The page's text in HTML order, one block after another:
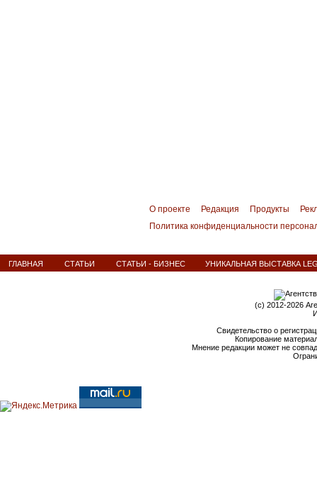
О проекте Редакция Продукты
Политика конфиденциальности
ГЛАВНАЯ СТАТЬИ СТАТЬИ - БИЗНЕС УНИКАЛЬНАЯ ВЫСТАВКА
(c) 2012-2026
Свидетельство о
Копирование
Мнение редакции может не